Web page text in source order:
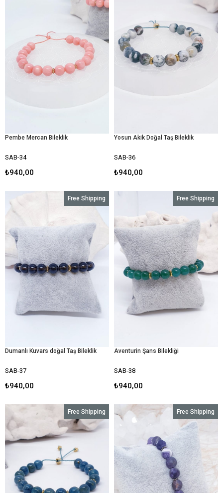
Pembe Mercan Bileklik
SAB-34
₺940,00
Yosun Akik Doğal Taş Bileklik
SAB-36
₺940,00
Dumanlı Kuvars doğal Taş Bileklik
SAB-37
₺940,00
Free Shipping
Aventurin Şans Bilekliği
SAB-38
₺940,00
Free Shipping
Free Shipping Free Shipping